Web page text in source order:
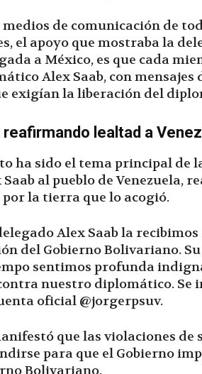
de comunicación de
el apoyo que mostraba la
a México, es que cada
Alex Saab, con mensajes
exigían la liberación del
lealtad a
ha sido el tema principal de
al pueblo de Venezuela,
la tierra que lo acogió.
Alex Saab la
del Gobierno Bolivariano.
sentimos profunda
nuestro diplomático. Se
oficial @jorgerpsuv.
que las violaciones de
para que el Gobierno